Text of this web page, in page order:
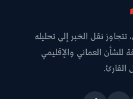
نقل الخبر إلى تحليله
للشأن العماني والإقليمي
القارئ.